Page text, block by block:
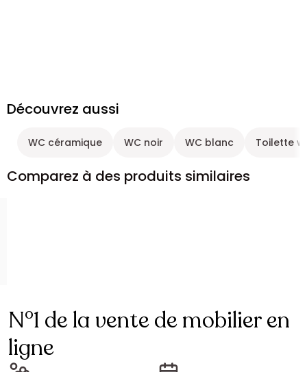
Découvrez aussi
WC céramique WC noir WC blanc Toilette
Comparez à des produits similaires
N°1 de la vente de mobilier en
ligne